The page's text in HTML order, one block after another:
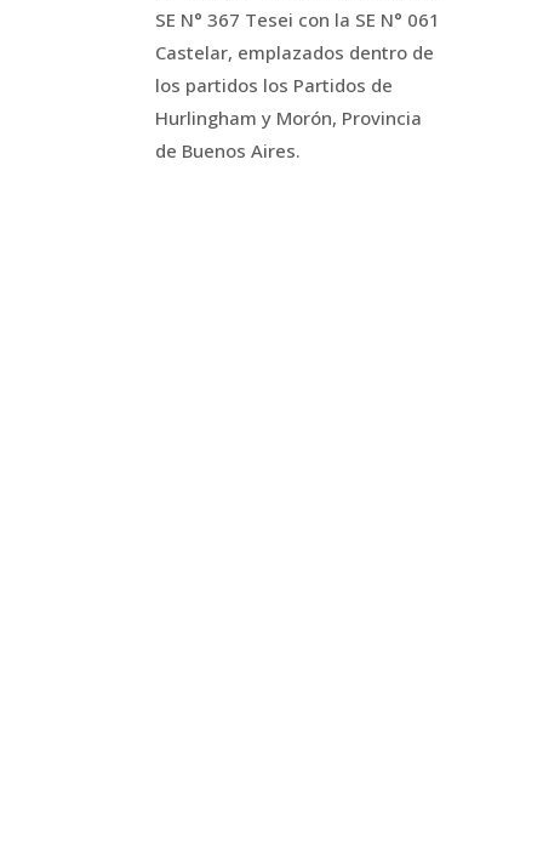
SE N° 367 Tesei con la SE N° 061
Castelar, emplazados dentro de
los partidos los Partidos de
Hurlingham y Morón, Provincia
de Buenos Aires.